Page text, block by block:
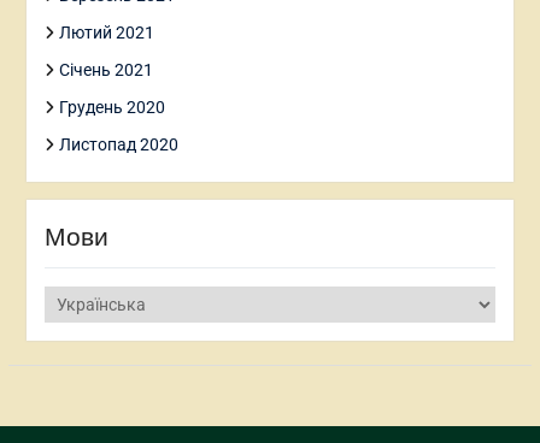
Лютий 2021
Січень 2021
Грудень 2020
Листопад 2020
Мови
Мови